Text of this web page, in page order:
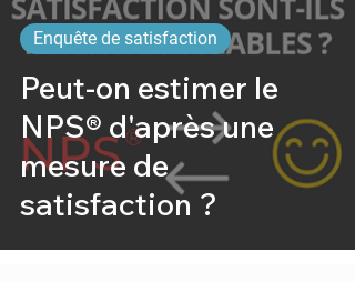
Peut-on estimer le
NPS® d'après une
mesure de
satisfaction ?
Enquête de satisfaction